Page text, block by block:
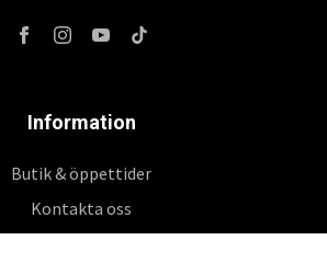
Information
Butik & öppettider
Kontakta oss